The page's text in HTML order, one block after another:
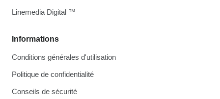
Informations
Conditions générales d'utilisation
Politique de confidentialité
Conseils de sécurité
Linemedia Digital ™